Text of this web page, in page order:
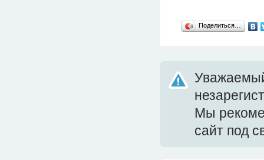
Поделиться…
Мы
сайт под